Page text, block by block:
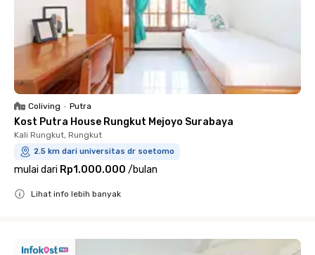
Coliving • Putra
Kost Putra House Rungkut Mejoyo Surabaya
Kali Rungkut, Rungkut
2.5 km dari universitas dr soetomo
mulai dari Rp1.000.000 /bulan
Lihat info lebih banyak